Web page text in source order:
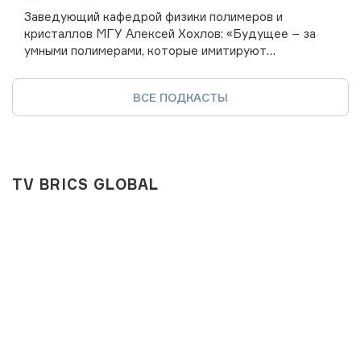
Заведующий кафедрой физики полимеров и
кристаллов МГУ Алексей Хохлов: «Будущее – за
умными полимерами, которые имитируют
ВСЕ ПОДКАСТЫ
TV BRICS GLOBAL